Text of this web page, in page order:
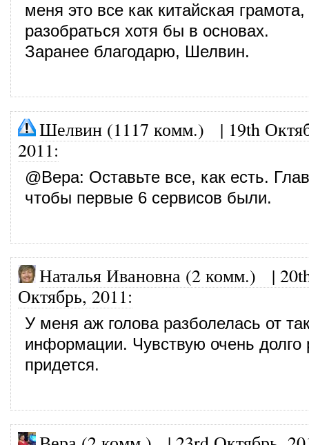
меня это все как китайская
разобраться хотя бы в основах.
Заранее благодарю, Шелвин.
Шелвин (1117 комм.) | 19th
2011:
@Вера: Оставьте все, как есть.
чтобы первые 6 сервисов были.
Наталья Ивановна (2 комм.) |
Октябрь, 2011:
У меня аж голова разболелась от
информации. Чувствую очень долго
придется.